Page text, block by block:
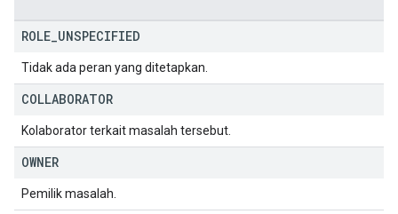
ROLE UNSPECIFIED
Tidak ada peran yang ditetapkan.
COLLABORATOR
Kolaborator terkait masalah tersebut.
OWNER
Pemilik masalah.